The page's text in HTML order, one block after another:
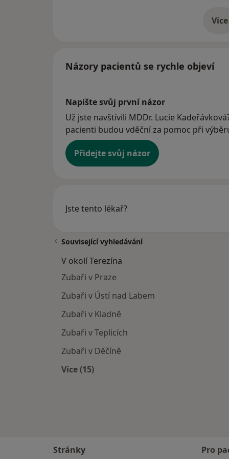
Více
o
Názory pacientů se rychle objeví
Napište svůj první názor
Už jste navštívili MDDr. Lucie
pacienti budou vděční za pomoc při
Přidejte svůj názor
Jste tento lékař?
Související vyhledávání
V okolí Terezína
Zubaři v Praze
Zubaři v Ústí nad Labem
Zubaři v Kladně
Zubaři v Teplicích
Zubaři v Děčíně
Více (15)
Stránky
Pro